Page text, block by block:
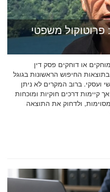
פרוטוקול משפטי
מגוגל (2026): איך מוחקים או דוחקים פסק דין
החיפוש הראשונות בגוגל
ועסקי. ברוב המקרים לא ניתן
קיימות דרכים חוקיות ומוכחות
ולדחוק את התוצאה